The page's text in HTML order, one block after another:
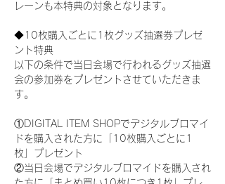
レーンも本特典の対象となります。
◆10枚購入ごとに1枚グッズ抽選券プレゼ
ント特典
以下の条件で当日会場で行われるグッズ抽選
会の参加券をプレゼントさせていただきま
す。
①DIGITAL ITEM SHOPでデジタルブロマイ
ドを購入された方に「10枚購入ごとに1
枚」プレゼント
②当日会場でデジタルブロマイドを購入され